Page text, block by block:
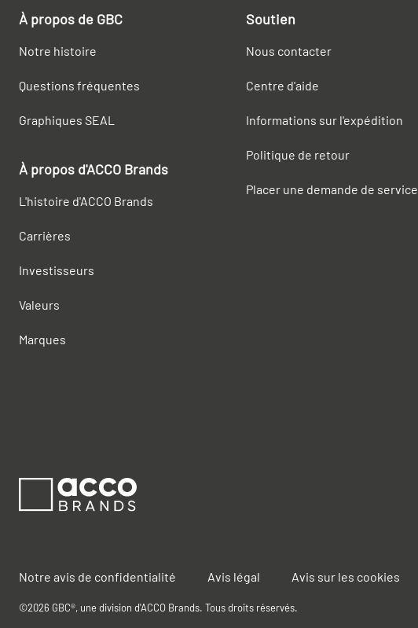
À propos de GBC
Notre histoire
Questions fréquentes
Graphiques SEAL
À propos d'ACCO Brands
L'histoire d'ACCO Brands
Carrières
Investisseurs
Valeurs
Marques
Soutien
Nous contacter
Centre d'aide
Informations sur l'expédition
Politique de retour
Placer une demande de service
Notre avis de confidentialité Avis légal Avis sur les cookies
©2026 GBC®, une division d'ACCO Brands. Tous droits réservés.